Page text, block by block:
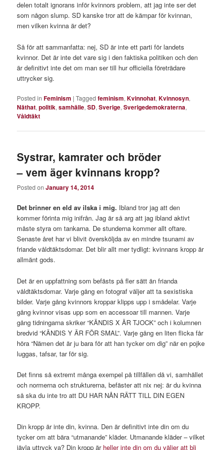
delen totalt ignorans inför kvinnors problem, att jag inte ser det
som någon slump. SD kanske tror att de kämpar för kvinnan,
men vilken kvinna är det?
Så för att sammanfatta: nej, SD är inte ett parti för landets
kvinnor. Det är inte det vare sig i den faktiska politiken och den
är definitivt inte det om man ser till hur officiella företrädare
uttrycker sig.
Posted in Feminism |Tagged feminism,Kvinnohat,Kvinnosyn,
Näthat,politik,samhälle,SD,Sverige,Sverigedemokraterna,
Våldtäkt
Systrar, kamrater och bröder
– vem äger kvinnans kropp?
Posted onJanuary 14, 2014
Det brinner en eld av ilska i mig. Ibland tror jag att den
kommer förinta mig inifrån. Jag är så arg att jag ibland aktivt
måste styra om tankarna. De stunderna kommer allt oftare.
Senaste året har vi blivit översköljda av en mindre tsunami av
friande våldtäktsdomar. Det blir allt mer tydligt: kvinnans kropp är
allmänt gods.
Det är en uppfattning som befästs på fler sätt än frianda
våldtäktsdomar. Varje gång en fotograf väljer att ta sexistiska
bilder. Varje gång kvinnors kroppar klipps upp i smådelar. Varje
gång kvinnor visas upp som en accessoar till mannen. Varje
gång tidningarna skriker “KÄNDIS X ÄR TJOCK” och i kolumnen
bredvid “KÄNDIS Y ÄR FÖR SMAL”. Varje gång en liten flicka får
höra “Nämen det är ju bara för att han tycker om dig” när en pojke
luggas, tafsar, tar för sig.
Det finns så extremt många exempel på tillfällen då vi, samhället
och normerna och strukturerna, befäster att nix nej: är du kvinna
så ska du inte tro att DU HAR NÅN RÄTT TILL DIN EGEN
KROPP.
Din kropp är inte din, kvinna. Den är definitivt inte din om du
tycker om att bära “utmanande” kläder. Utmanande kläder – vilket
jävla uttryck va? Din kropp är heller inte din om du väljer att bli